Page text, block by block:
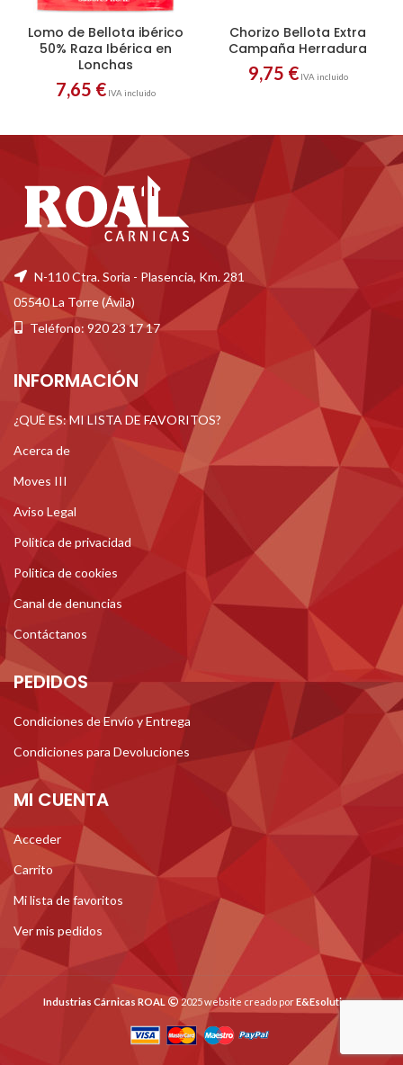
Lomo de Bellota ibérico
50% Raza Ibérica en
Lonchas
7,65 € IVA incluido
Chorizo Bellota Extra
Campaña Herradura
9,75 € IVA incluido
N-110 Ctra. Soria - Plasencia, Km. 281
05540 La Torre (Ávila)
Teléfono: 920 23 17 17
INFORMACIÓN
¿QUÉ ES: MI LISTA DE FAVORITOS?
Acerca de
Moves III
Aviso Legal
Politica de privacidad
Politica de cookies
Canal de denuncias
Contáctanos
PEDIDOS
Condiciones de Envío y Entrega
Condiciones para Devoluciones
MI CUENTA
Acceder
Carrito
Mi lista de favoritos
Ver mis pedidos
Industrias Cárnicas ROAL 2025 website creado porE&Esolutions